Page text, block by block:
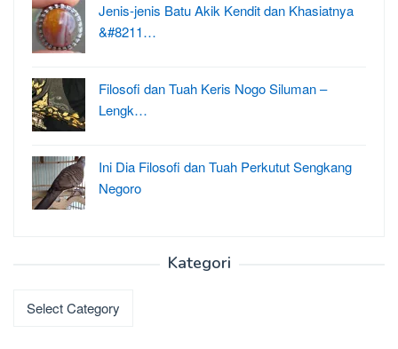
Jenis-jenis Batu Akik Kendit dan Khasiatnya
&#8211…
Filosofi dan Tuah Keris Nogo Siluman –
Lengk…
Ini Dia Filosofi dan Tuah Perkutut Sengkang
Negoro
Kategori
Kategori